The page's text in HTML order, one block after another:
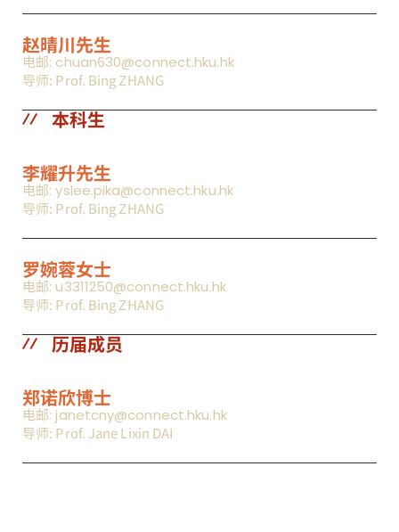
赵晴川先生
电邮: chuan630@connect.hku.hk
导师: Prof. Bing ZHANG
本科生
李耀升先生
电邮: yslee.pika@connect.hku.hk
导师: Prof. Bing ZHANG
罗婉蓉女士
电邮: u3311250@connect.hku.hk
导师: Prof. Bing ZHANG
历届成员
郑诺欣博士
电邮: janetcny@connect.hku.hk
导师: Prof. Jane Lixin DAI